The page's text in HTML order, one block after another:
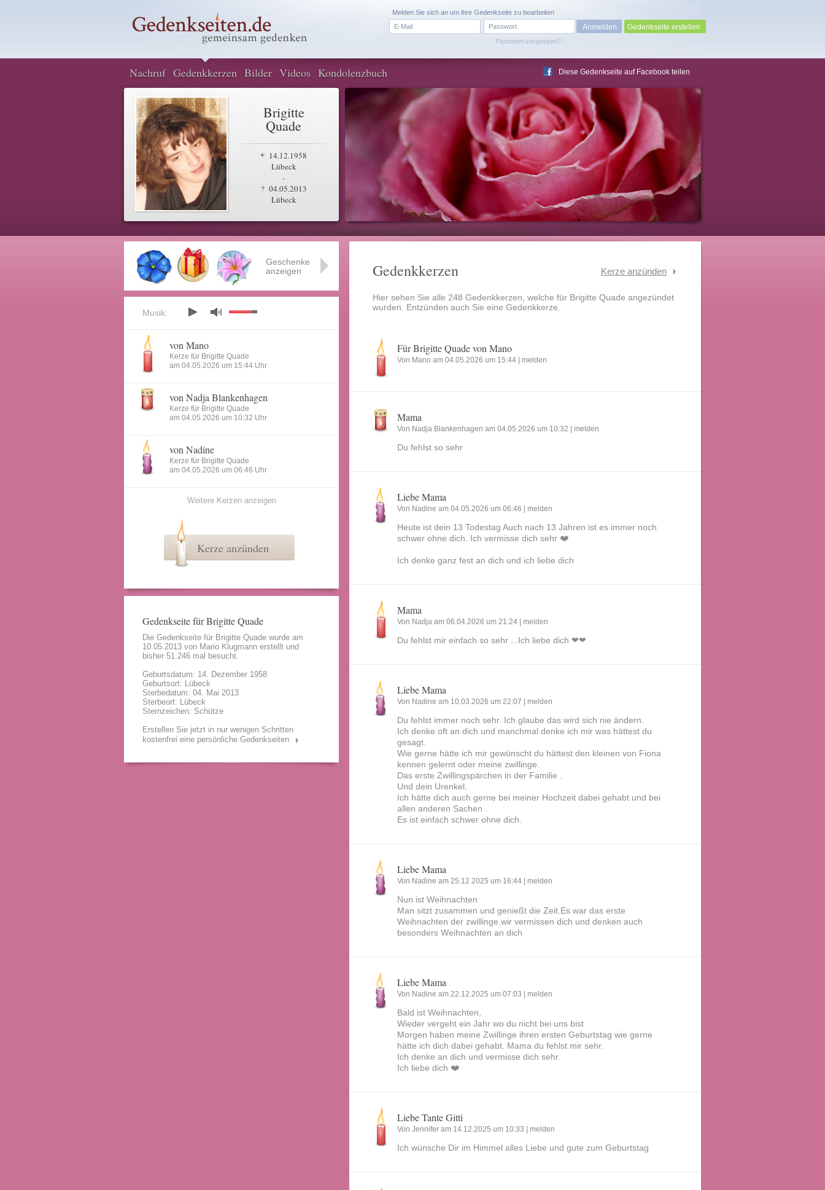
Passwort vergessen?
Melden Sie sich an um ihre Gedenkseite zu bearbeiten
Gedenkseite erstellen
Nachruf Gedenkkerzen Bilder Videos Kondolenzbuch Diese Gedenkseite auf Facebook teilen
Brigitte
Quade
14.12.1958
Lübeck
-
04.05.2013
Lübeck
Gedenkkerzen Kerze anzünden
Hier sehen Sie alle 248 Gedenkkerzen, welche für Brigitte Quade angezündet
wurden. Entzünden auch Sie eine Gedenkkerze.
Für Brigitte Quade von Mano
Von Mano am 04.05.2026 um 15:44 | melden
Mama
Von Nadja Blankenhagen am 04.05.2026 um 10:32 | melden
Du fehlst so sehr
Liebe Mama
Von Nadine am 04.05.2026 um 06:46 | melden
Heute ist dein 13 Todestag Auch nach 13 Jahren ist es immer noch
schwer ohne dich. Ich vermisse dich sehr ❤️
Ich denke ganz fest an dich und ich liebe dich
Mama
Von Nadja am 06.04.2026 um 21:24 | melden
Du fehlst mir einfach so sehr ...Ich liebe dich ❤❤
Liebe Mama
Von Nadine am 10.03.2026 um 22:07 | melden
Du fehlst immer noch sehr. Ich glaube das wird sich nie ändern.
Ich denke oft an dich und manchmal denke ich mir was hättest du
gesagt.
Wie gerne hätte ich mir gewünscht du hättest den kleinen von Fiona
kennen gelernt oder meine zwillinge.
Das erste Zwillingspärchen in der Familie .
Und dein Urenkel.
Ich hätte dich auch gerne bei meiner Hochzeit dabei gehabt und bei
allen anderen Sachen .
Es ist einfach schwer ohne dich.
Liebe Mama
Von Nadine am 25.12.2025 um 16:44 | melden
Nun ist Weihnachten
Man sitzt zusammen und genießt die Zeit.Es war das erste
Weihnachten der zwillinge.wir vermissen dich und denken auch
besonders Weihnachten an dich
Liebe Mama
Von Nadine am 22.12.2025 um 07:03 | melden
Bald ist Weihnachten,
Wieder vergeht ein Jahr wo du nicht bei uns bist
Morgen haben meine Zwillinge ihren ersten Geburtstag wie gerne
hätte ich dich dabei gehabt. Mama du fehlst mir sehr.
Ich denke an dich und vermisse dich sehr.
Ich liebe dich ❤️
Liebe Tante Gitti
Von Jennifer am 14.12.2025 um 10:33 | melden
Ich wünsche Dir im Himmel alles Liebe und gute zum Geburtstag
Geschenke
anzeigen
Musik:
von Mano
Kerze für Brigitte Quade
am 04.05.2026 um 15:44 Uhr
von Nadja Blankenhagen
Kerze für Brigitte Quade
am 04.05.2026 um 10:32 Uhr
von Nadine
Kerze für Brigitte Quade
am 04.05.2026 um 06:46 Uhr
Weitere Kerzen anzeigen
Kerze anzünden
Gedenkseite für Brigitte Quade
Die Gedenkseite für Brigitte Quade wurde am
10.05.2013 von Mario Klugmann erstellt und
bisher 51.246 mal besucht.
Geburtsdatum: 14. Dezember 1958
Geburtsort: Lübeck
Sterbedatum: 04. Mai 2013
Sterbeort: Lübeck
Sternzeichen: Schütze
Erstellen Sie jetzt in nur wenigen Schritten
kostenfrei eine persönliche Gedenkseiten